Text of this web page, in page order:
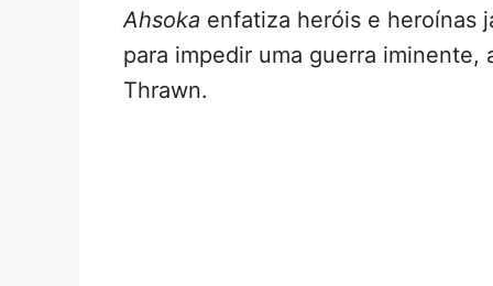
Ahsoka enfatiza heróis e heroínas
para impedir uma guerra
Thrawn.